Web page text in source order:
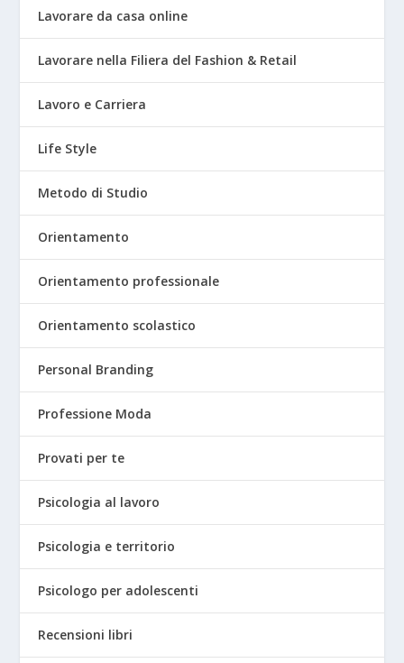
Lavorare da casa online
Lavorare nella Filiera del Fashion & Retail
Lavoro e Carriera
Life Style
Metodo di Studio
Orientamento
Orientamento professionale
Orientamento scolastico
Personal Branding
Professione Moda
Provati per te
Psicologia al lavoro
Psicologia e territorio
Psicologo per adolescenti
Recensioni libri